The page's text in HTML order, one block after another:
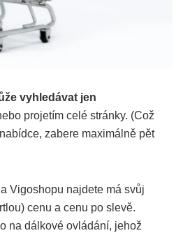
vyhledávat jen
projetím celé stránky. (Což
zabere maximálně pět
Vigoshopu najdete má svůj
cenu a cenu po slevě.
na dálkové ovládání, jehož